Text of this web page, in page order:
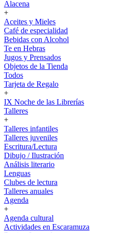
Alacena
+
Aceites y Mieles
Café de especialidad
Bebidas con Alcohol
Te en Hebras
Jugos y Prensados
Objetos de la Tienda
Todos
Tarjeta de Regalo
+
IX Noche de las Librerías
Talleres
+
Talleres infantiles
Talleres juveniles
Escritura/Lectura
Dibujo / Ilustración
Análisis literario
Lenguas
Clubes de lectura
Talleres anuales
Agenda
+
Agenda cultural
Actividades en Escaramuza